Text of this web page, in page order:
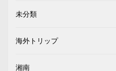
未分類
海外トリップ
湘南